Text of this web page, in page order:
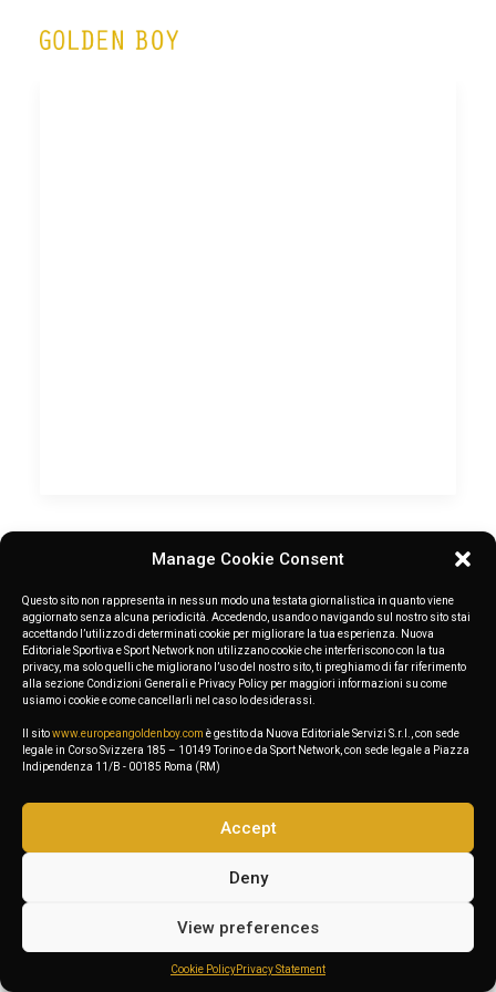
Manage Cookie Consent
Questo sito non rappresenta in nessun modo una testata giornalistica in quanto viene
aggiornato senza alcuna periodicità. Accedendo, usando o navigando sul nostro sito stai
accettando l’utilizzo di determinati cookie per migliorare la tua esperienza. Nuova
Editoriale Sportiva e Sport Network non utilizzano cookie che interferiscono con la tua
privacy, ma solo quelli che migliorano l’uso del nostro sito, ti preghiamo di far riferimento
alla sezione Condizioni Generali e Privacy Policy per maggiori informazioni su come
usiamo i cookie e come cancellarli nel caso lo desiderassi.
Il sitowww.europeangoldenboy.com è gestito da Nuova Editoriale Servizi S.r.l., con sede
legale in Corso Svizzera 185 – 10149 Torino e da Sport Network, con sede legale a Piazza
Indipendenza 11/B - 00185 Roma (RM)
Accept
Deny
View preferences
Cookie PolicyPrivacy Statement
1 … 3 4 5 6 7 … 19